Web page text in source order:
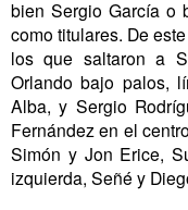
bien Sergio García o
como titulares. De
los que saltaron a
Orlando bajo palos,
Alba, y Sergio
Fernández en el
Simón y Jon Erice,
izquierda, Señé y